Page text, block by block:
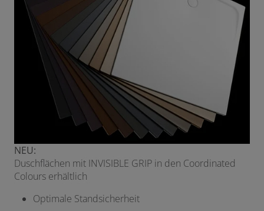
NEU:
Duschflächen mit INVISIBLE GRIP in den Coordinated
Colours erhältlich
Optimale Standsicherheit